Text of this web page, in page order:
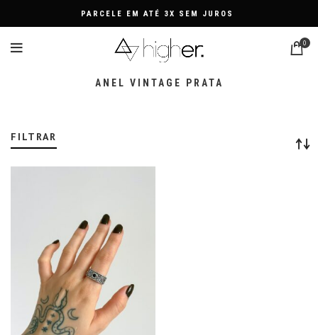
PARCELE EM ATÉ 3X SEM JUROS
0
ANEL VINTAGE PRATA
FILTRAR